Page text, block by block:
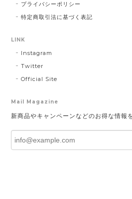
プライバシーポリシー
特定商取引法に基づく表記
LINK
Instagram
Twitter
Official Site
Mail Magazine
新商品やキャンペーンなどのお得な情報